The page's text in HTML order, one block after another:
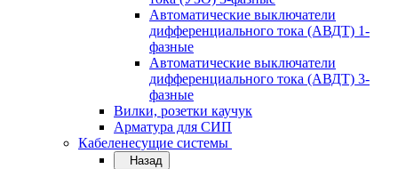
Автоматические выключатели
дифференциального тока (АВДТ) 1-
фазные
Автоматические выключатели
дифференциального тока (АВДТ) 3-
фазные
Вилки, розетки каучук
Арматура для СИП
Кабеленесущие системы
Назад